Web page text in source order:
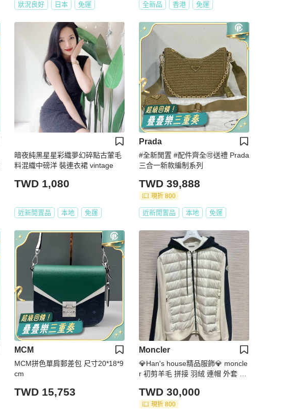
狀況良好 日本 免運 全新品 香港 免運
暗夜純黑星星彩織夢幻碎點古葷毛
料混織中磅洋 裝連衣裙 vintage
TWD 1,080
近新閒置品 本地 免運
Prada
#全新閒置 #配件齊全🉑送禮 Prada
三合一新款編制系列
TWD 39,888
現折 800
近新閒置品 本地 免運
MCM
MCM拼色單肩郵差包 尺寸20*18*9
cm
TWD 15,753
Moncler
💎Han's house精品服飾💎 moncle
r 初剪羊毛 拼接 羽絨 連帽 外套 現
TWD 30,000
現折 800